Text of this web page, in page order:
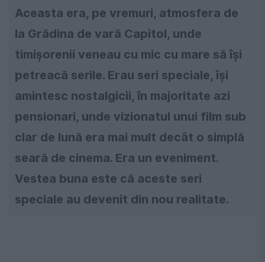
Aceasta era, pe vremuri, atmosfera de
la Grădina de vară Capitol, unde
timişorenii veneau cu mic cu mare să îşi
petreacă serile. Erau seri speciale, îşi
amintesc nostalgicii, în majoritate azi
pensionari, unde vizionatul unui film sub
clar de lună era mai mult decât o simplă
seară de cinema. Era un eveniment.
Vestea buna este că aceste seri
speciale au devenit din nou realitate.